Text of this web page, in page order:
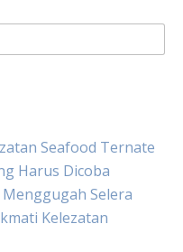
Seafood Ternate
Harus Dicoba
Selera
Kelezatan